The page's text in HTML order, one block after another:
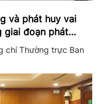
và phát huy vai
giai đoạn phát
chí Thường trực Ban